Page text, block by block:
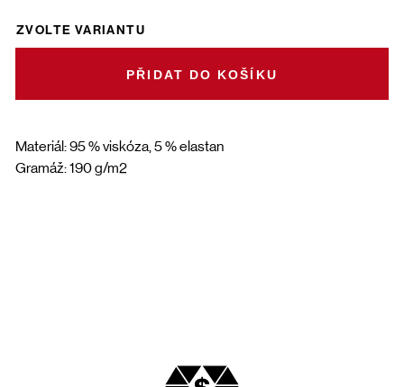
Materiál: 95 % viskóza, 5 % elastan
Gramáž: 190 g/m2
ZVOLTE VARIANTU
DO KOŠÍKU